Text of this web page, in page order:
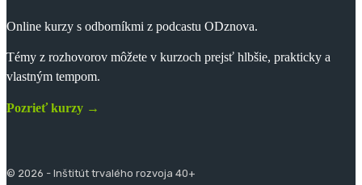
Online kurzy s odborníkmi z podcastu ODznova.
Témy z rozhovorov môžete v kurzoch prejsť hlbšie, prakticky a
vlastným tempom.
Pozrieť kurzy →
© 2026 - Inštitút trvalého rozvoja 40+